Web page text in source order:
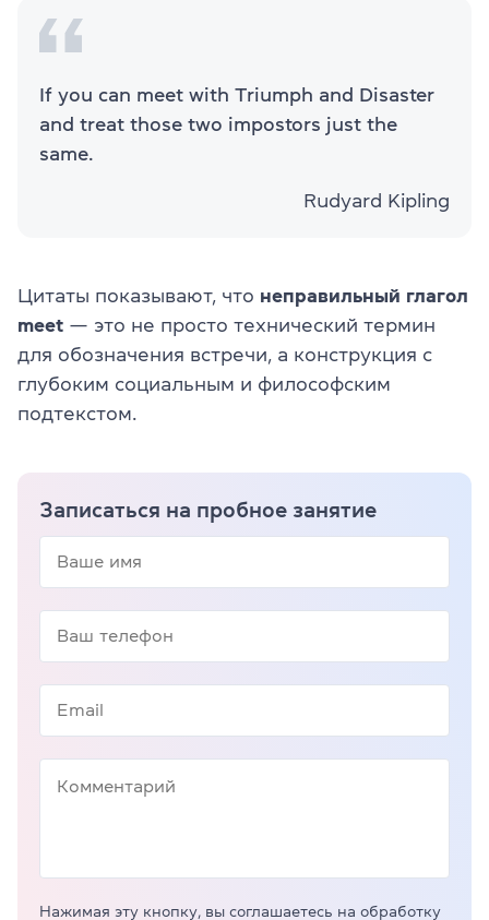
If you can meet with Triumph and Disaster
and treat those two impostors just the
same.
Rudyard Kipling
Цитаты показывают, что неправильный глагол
meet — это не просто технический термин
для обозначения встречи, а конструкция с
глубоким социальным и философским
подтекстом.
Записаться на пробное занятие
Нажимая эту кнопку, вы соглашаетесь на обработку